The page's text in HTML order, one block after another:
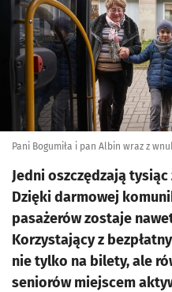
Pani Bogumiła i pan Albin wraz z
Jedni oszczędzają
Dzięki darmowej
pasażerów zostaje
Korzystający z
nie tylko na bilety, ale
seniorów miejscem